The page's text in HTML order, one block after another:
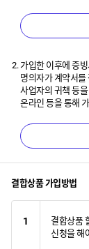
가입한 이후에 증
명의자가 계약서를
사업자의 귀책 등
온라인 등을 통해
결합상품 가입방법
1
결합상품
신청을 해